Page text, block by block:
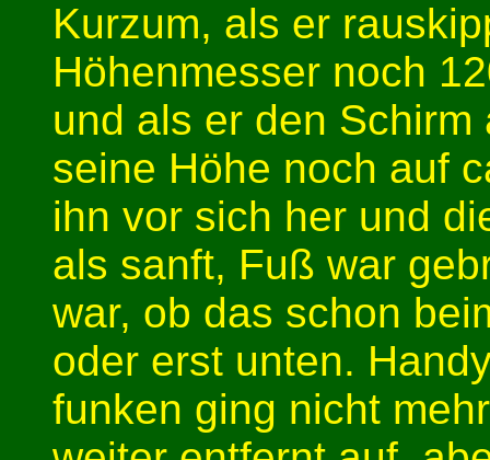
Kurzum, als er
Höhenmesser noch
und als er den
seine Höhe noch auf
ihn vor sich her und
als sanft, Fuß war
war, ob das schon
oder erst unten.
funken ging nicht